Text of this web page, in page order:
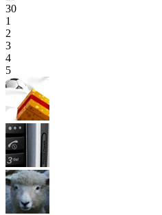
30
1
2
3
4
5